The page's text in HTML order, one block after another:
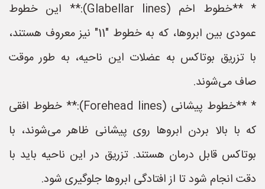
* **خطوط اخم (Glabellar lines):** این خطوط
عمودی بین ابروها، که به خطوط "11" نیز معروف هستند،
با تزریق بوتاکس به عضلات این ناحیه، به طور موقت
صاف می‌شوند.
* **خطوط پیشانی (Forehead lines):** خطوط افقی
که با بالا بردن ابروها روی پیشانی ظاهر می‌شوند، با
بوتاکس قابل درمان هستند. تزریق در این ناحیه باید با
دقت انجام شود تا از افتادگی ابروها جلوگیری شود.